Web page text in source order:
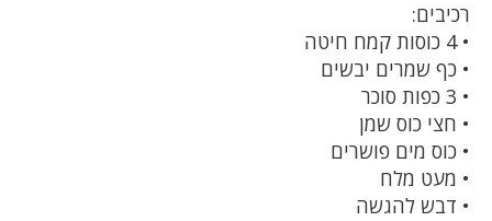
רכיבים:
• 4 כוסות קמח חיטה
• כף שמרים יבשים
• 3 כפות סוכר
• חצי כוס שמן
• כוס מים פושרים
• מעט מלח
• דבש להגשה